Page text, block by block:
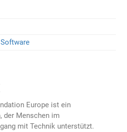
Europe ist ein
der Menschen im
mit Technik unterstützt.